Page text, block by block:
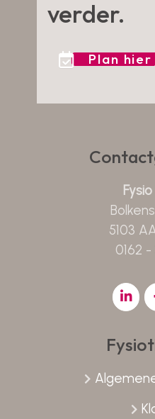
verder.
Plan
5103
0162 -